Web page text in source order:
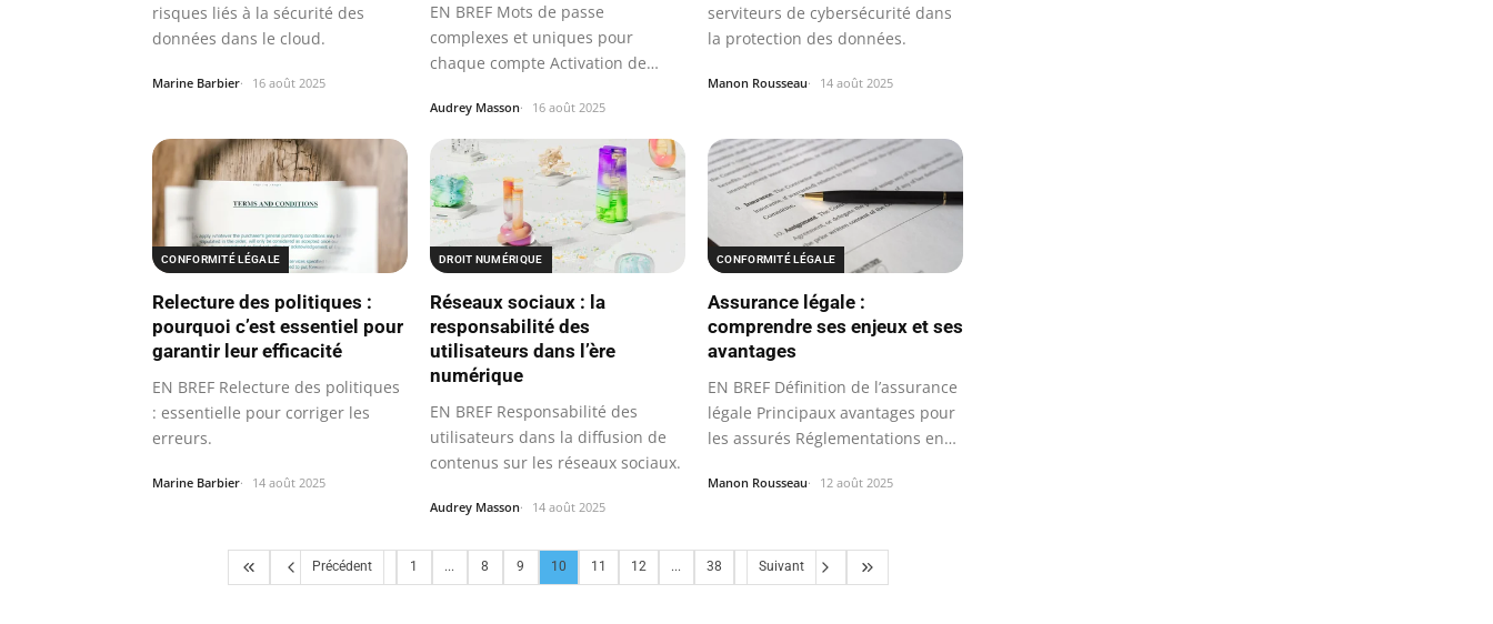
risques liés à la sécurité des
données dans le cloud.
Marine Barbier 16 août 2025
EN BREF Mots de passe
complexes et uniques pour
chaque compte Activation de
Audrey Masson 16 août 2025
serviteurs de cybersécurité dans
la protection des données.
Manon Rousseau 14 août 2025
CONFORMITÉ LÉGALE
Relecture des politiques :
pourquoi c’est essentiel pour
garantir leur efficacité
EN BREF Relecture des politiques
: essentielle pour corriger les
erreurs.
Marine Barbier 14 août 2025
DROIT NUMÉRIQUE
Réseaux sociaux : la
responsabilité des
utilisateurs dans l’ère
numérique
EN BREF Responsabilité des
utilisateurs dans la diffusion de
contenus sur les réseaux sociaux.
Audrey Masson 14 août 2025
CONFORMITÉ LÉGALE
Assurance légale :
comprendre ses enjeux et ses
avantages
EN BREF Définition de l’assurance
légale Principaux avantages pour
les assurés Réglementations en…
Manon Rousseau 12 août 2025
Précédent 1 ... 8 9 10 11 12 ... 38 Suivant